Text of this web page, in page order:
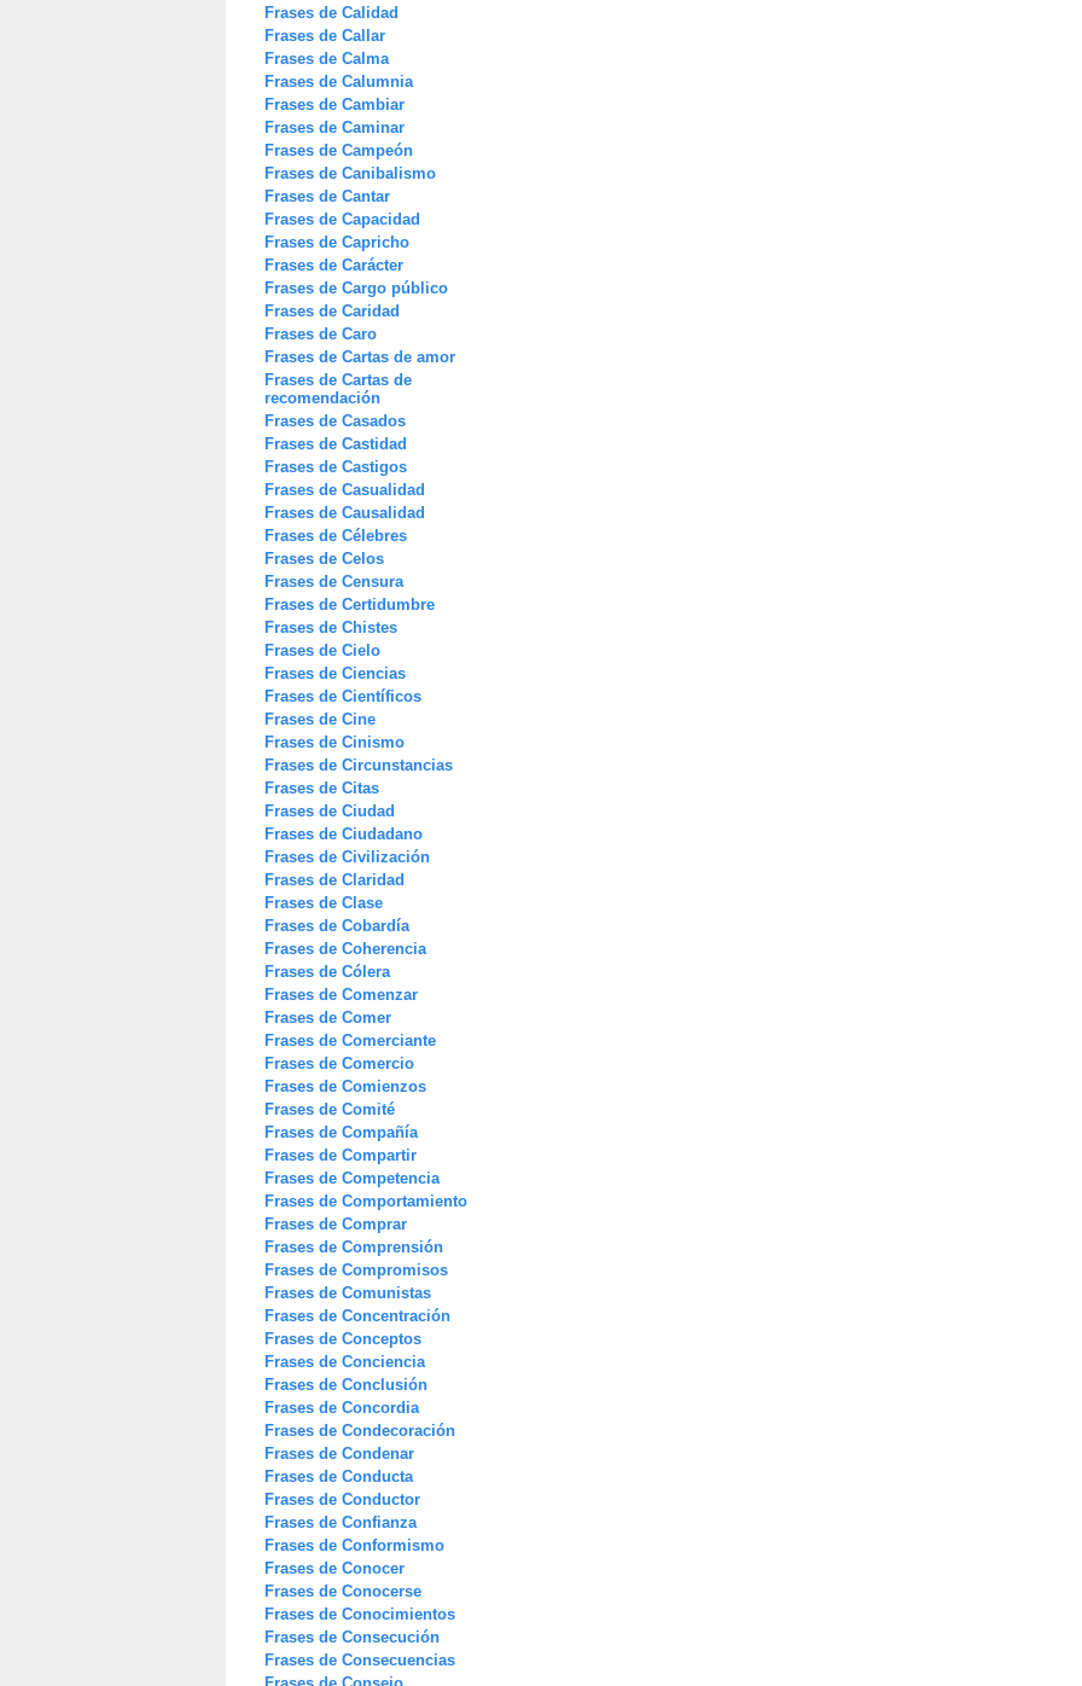
Frases de Calidad
Frases de Callar
Frases de Calma
Frases de Calumnia
Frases de Cambiar
Frases de Caminar
Frases de Campeón
Frases de Canibalismo
Frases de Cantar
Frases de Capacidad
Frases de Capricho
Frases de Carácter
Frases de Cargo público
Frases de Caridad
Frases de Caro
Frases de Cartas de amor
Frases de Cartas de
recomendación
Frases de Casados
Frases de Castidad
Frases de Castigos
Frases de Casualidad
Frases de Causalidad
Frases de Célebres
Frases de Celos
Frases de Censura
Frases de Certidumbre
Frases de Chistes
Frases de Cielo
Frases de Ciencias
Frases de Científicos
Frases de Cine
Frases de Cinismo
Frases de Circunstancias
Frases de Citas
Frases de Ciudad
Frases de Ciudadano
Frases de Civilización
Frases de Claridad
Frases de Clase
Frases de Cobardía
Frases de Coherencia
Frases de Cólera
Frases de Comenzar
Frases de Comer
Frases de Comerciante
Frases de Comercio
Frases de Comienzos
Frases de Comité
Frases de Compañía
Frases de Compartir
Frases de Competencia
Frases de Comportamiento
Frases de Comprar
Frases de Comprensión
Frases de Compromisos
Frases de Comunistas
Frases de Concentración
Frases de Conceptos
Frases de Conciencia
Frases de Conclusión
Frases de Concordia
Frases de Condecoración
Frases de Condenar
Frases de Conducta
Frases de Conductor
Frases de Confianza
Frases de Conformismo
Frases de Conocer
Frases de Conocerse
Frases de Conocimientos
Frases de Consecución
Frases de Consecuencias